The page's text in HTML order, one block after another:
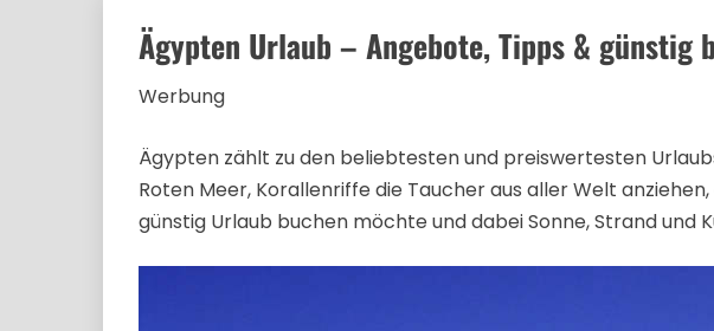
Ägypten Urlaub – Angebote, Tipps & günstig
Werbung
Ägypten zählt zu den beliebtesten und preiswertesten
Roten Meer, Korallenriffe die Taucher aus aller Welt
günstig Urlaub buchen möchte und dabei Sonne, Strand